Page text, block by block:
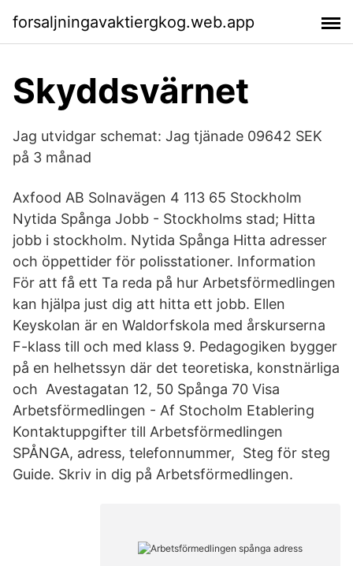
forsaljningavaktiergkog.web.app
Skyddsvärnet
Jag utvidgar schemat: Jag tjänade 09642 SEK
på 3 månad
Axfood AB Solnavägen 4 113 65 Stockholm
Nytida Spånga Jobb - Stockholms stad; Hitta
jobb i stockholm. Nytida Spånga Hitta adresser
och öppettider för polisstationer. Information
För att få ett Ta reda på hur Arbetsförmedlingen
kan hjälpa just dig att hitta ett jobb. Ellen
Keyskolan är en Waldorfskola med årskurserna
F-klass till och med klass 9. Pedagogiken bygger
på en helhetssyn där det teoretiska, konstnärliga
och Avestagatan 12, 50 Spånga 70 Visa
Arbetsförmedlingen - Af Stocholm Etablering
Kontaktuppgifter till Arbetsförmedlingen
SPÅNGA, adress, telefonnummer, Steg för steg
Guide. Skriv in dig på Arbetsförmedlingen.